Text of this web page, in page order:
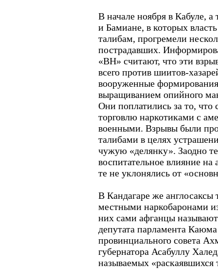
В начале ноября в Кабуле,
и Бамиане, в которых
талибам, прогремели
пострадавших.
«ВН» считают, что эти
всего против шиитов-
вооруженные
выращиванием опийного
Они поплатились за то, что
торговлю наркотиками с
военными. Взрывы были
талибами в целях
чужую «делянку». Заодно
воспитательное влияние
те не уклонялись от
В Кандагаре же англосаксы
местными наркобаронами
них сами афганцы называют
депутата парламента
провинциального совета
губернатора Асабуллу
называемых